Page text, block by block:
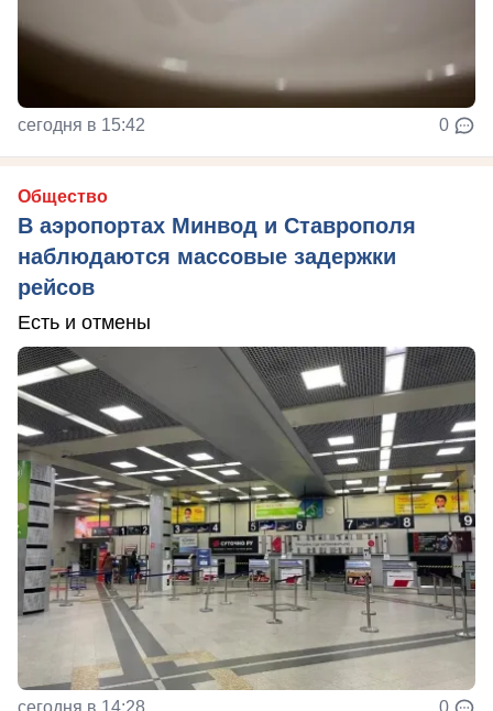
сегодня в 15:42 0
Общество
В аэропортах Минвод и Ставрополя
наблюдаются массовые задержки
рейсов
Есть и отмены